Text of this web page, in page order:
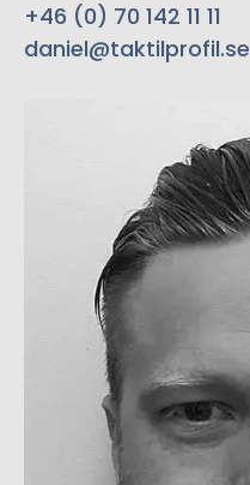
+46 (0) 70 142 11 11
daniel@taktilprofil.se